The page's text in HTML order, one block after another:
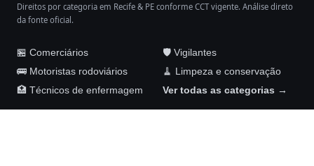
Direitos por categoria em Recife & PE conforme CCT vigente. Análise direto
da fonte oficial.
🏪 Comerciários
🛡️ Vigilantes
🚌 Motoristas rodoviários
🧹 Limpeza e conservação
🏥 Técnicos de enfermagem
Ver todas as categorias →